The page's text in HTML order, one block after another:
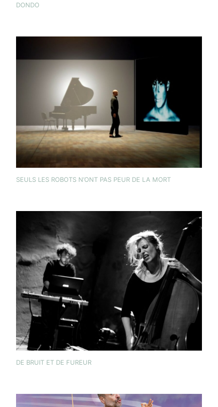
DONDO
SEULS LES ROBOTS N’ONT PAS PEUR DE LA MORT
DE BRUIT ET DE FUREUR